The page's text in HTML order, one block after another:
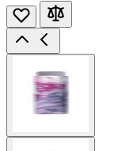
larger
image